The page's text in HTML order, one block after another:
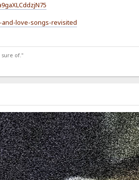
and-love-songs-revisited
sure of."